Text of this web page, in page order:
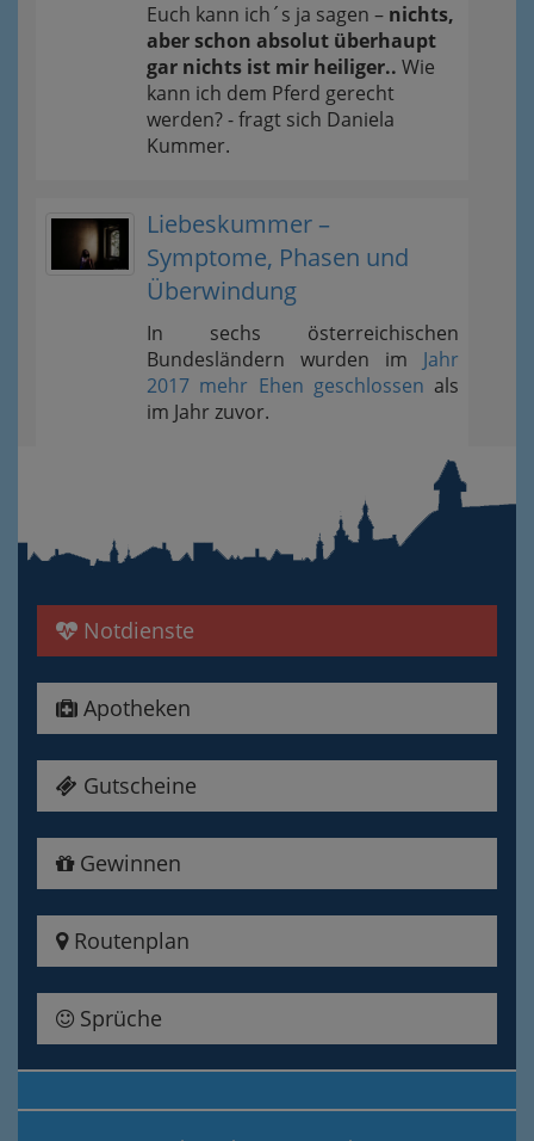
Euch kann ich´s ja sagen – nichts,
aber schon absolut überhaupt
gar nichts ist mir heiliger.. Wie
kann ich dem Pferd gerecht
werden? - fragt sich Daniela
Kummer.
Liebeskummer –
Symptome, Phasen und
Überwindung
In sechs österreichischen
Bundesländern wurden im Jahr
2017 mehr Ehen geschlossen als
im Jahr zuvor.
Notdienste
Apotheken
Gutscheine
Gewinnen
Routenplan
Sprüche